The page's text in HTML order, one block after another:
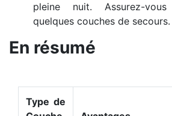
pleine nuit. Assurez-
quelques couches de secours.
En résumé
Type de